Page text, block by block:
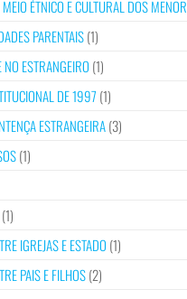
ÉTNICO E CULTURAL DOS
PARENTAIS(1)
NO ESTRANGEIRO (1)
DE 1997 (1)
ESTRANGEIRA(3)
(1)
(1)
IGREJAS E ESTADO (1)
PAIS E FILHOS(2)